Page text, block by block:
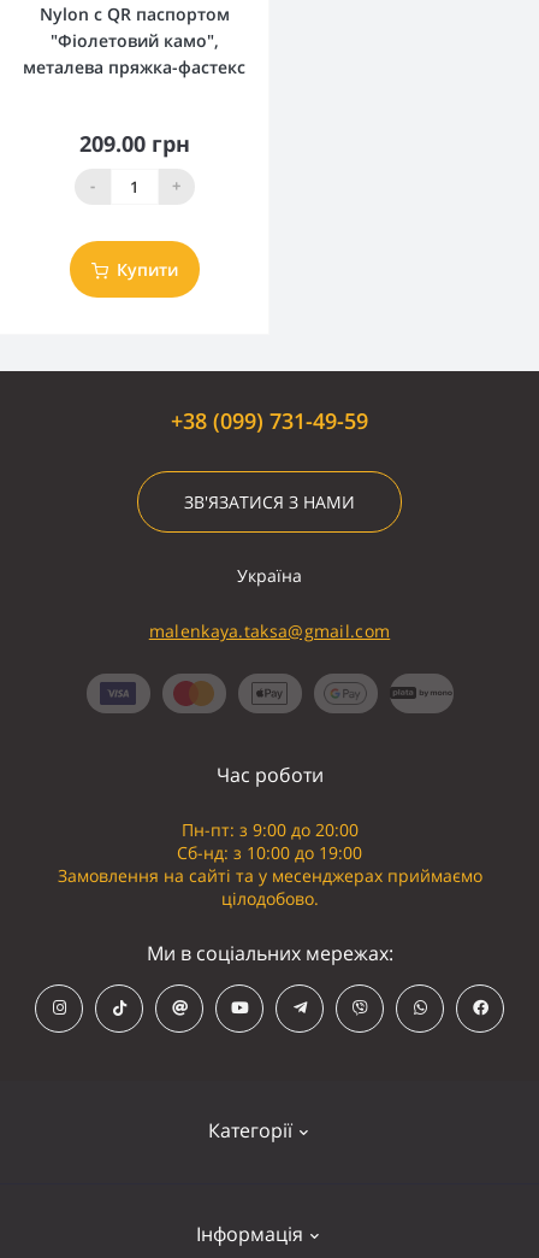
Nylon c QR паспортом
"Фіолетовий камо",
металева пряжка-фастекс
209.00 грн
- +
Купити
+38 (099) 731-49-59
ЗВ'ЯЗАТИСЯ З НАМИ
Україна
malenkaya.taksa@gmail.com
Категорії
Інформація
Час роботи
Пн-пт: з 9:00 до 20:00
Сб-нд: з 10:00 до 19:00
Замовлення на сайті та у месенджерах приймаємо
цілодобово.
Ми в соціальних мережах: